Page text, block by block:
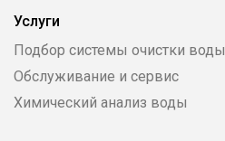
Услуги
Подбор системы очистки воды
Обслуживание и сервис
Химический анализ воды